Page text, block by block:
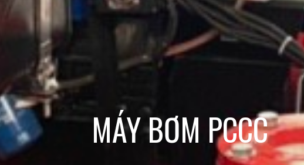
MÁY BƠM PCCC